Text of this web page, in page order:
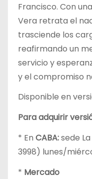
Francisco. Con
Vera retrata el
trasciende los
reafirmando un
servicio y
y el compromiso
Disponible en
Para adquirir
* En CABA:sede
3998) lunes/
* Mercado